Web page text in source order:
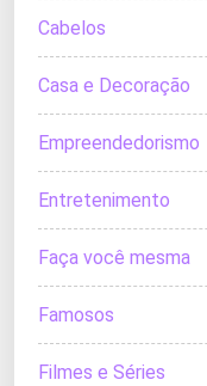
Cabelos
Casa e Decoração
Empreendedorismo
Entretenimento
Faça você mesma
Famosos
Filmes e Séries